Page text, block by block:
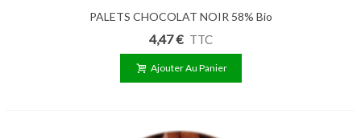
PALETS CHOCOLAT NOIR 58% Bio
250g
4,47 € TTC
Ajouter Au Panier